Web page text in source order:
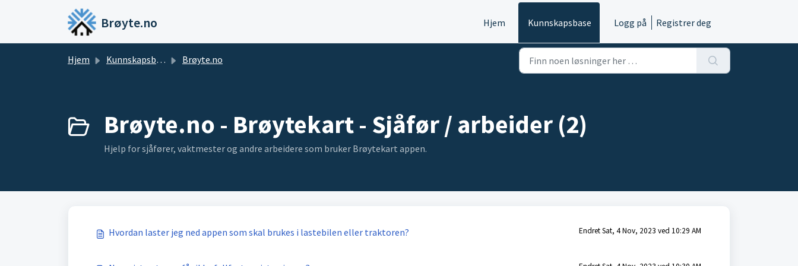
Gå til hovedinnhold
Brøyte.no Hjem Kunnskapsbase Logg på Registrer deg
Hjem Kunnskapsbase Brøyte.no
Brøyte.no - Brøytekart - Sjåfør / arbeider (2)
Hjelp for sjåfører, vaktmester og andre arbeidere som bruker Brøytekart appen.
Hvordan laster jeg ned appen som skal brukes i lastebilen eller traktoren? Endret Sat, 4 Nov, 2023 ved 10:29 AM